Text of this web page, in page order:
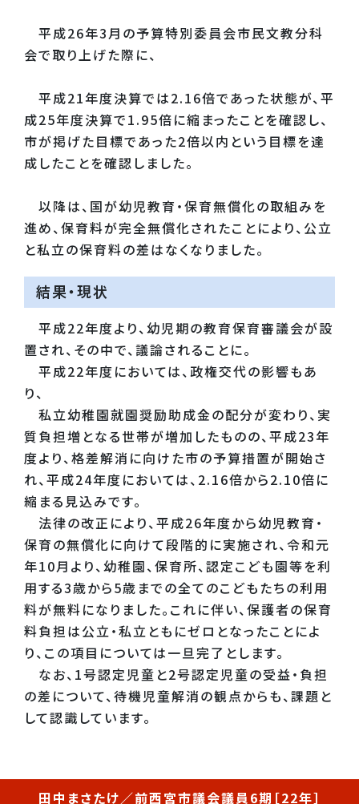
平成26年3月の予算特別委員会市民文教分科
会で取り上げた際に、
平成21年度決算では2.16倍であった状態が、平
成25年度決算で1.95倍に縮まったことを確認し、
市が掲げた目標であった2倍以内という目標を達
成したことを確認しました。
以降は、国が幼児教育・保育無償化の取組みを
進め、保育料が完全無償化されたことにより、公立
と私立の保育料の差はなくなりました。
結果・現状
平成22年度より、幼児期の教育保育審議会が設
置され、その中で、議論されることに。
平成22年度においては、政権交代の影響もあ
り、
私立幼稚園就園奨励助成金の配分が変わり、実
質負担増となる世帯が増加したものの、平成23年
度より、格差解消に向けた市の予算措置が開始さ
れ、平成24年度においては、2.16倍から2.10倍に
縮まる見込みです。
法律の改正により、平成26年度から幼児教育・
保育の無償化に向けて段階的に実施され、令和元
年10月より、幼稚園、保育所、認定こども園等を利
用する3歳から5歳までの全てのこどもたちの利用
料が無料になりました。これに伴い、保護者の保育
料負担は公立・私立ともにゼロとなったことによ
り、この項目については一旦完了とします。
なお、1号認定児童と2号認定児童の受益・負担
の差について、待機児童解消の観点からも、課題と
して認識しています。
田中まさたけ／前西宮市議会議員6期［22年］